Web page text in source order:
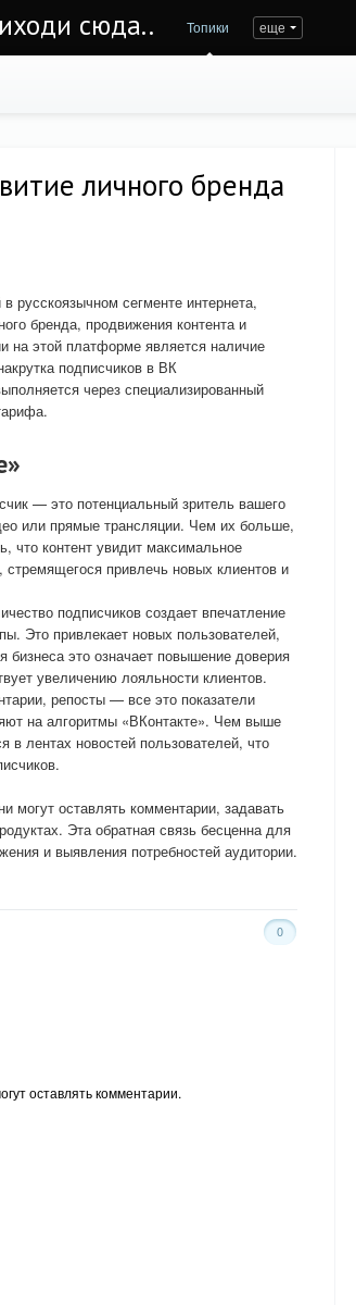
сюда.. Топики еще
личного бренда
русскоязычном сегменте интернета,
бренда, продвижения контента и
на этой платформе является наличие
подписчиков в ВК
через специализированный
— это потенциальный зритель вашего
или прямые трансляции. Чем их больше,
что контент увидит максимальное
привлечь новых клиентов и
подписчиков создает впечатление
Это привлекает новых пользователей,
это означает повышение доверия
увеличению лояльности клиентов.
репосты — все это показатели
на алгоритмы «ВКонтакте». Чем выше
в лентах новостей пользователей, что
могут оставлять комментарии, задавать
Эта обратная связь бесценна для
и выявления потребностей аудитории.
0
оставлять комментарии.